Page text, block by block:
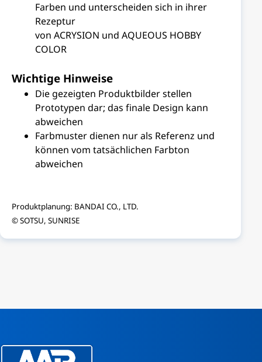
Farben und unterscheiden sich in ihrer
Rezeptur
von ACRYSION und AQUEOUS HOBBY
COLOR
Wichtige Hinweise
Die gezeigten Produktbilder stellen
Prototypen dar; das finale Design kann
abweichen
Farbmuster dienen nur als Referenz und
können vom tatsächlichen Farbton
abweichen
Produktplanung: BANDAI CO., LTD.
© SOTSU, SUNRISE